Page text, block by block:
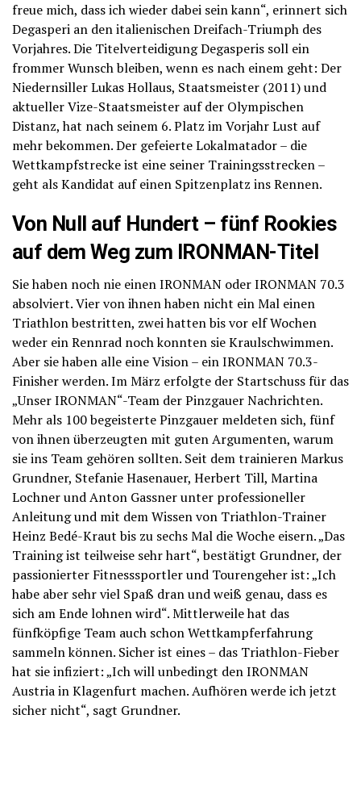
freue mich, dass ich wieder dabei sein kann“, erinnert sich
Degasperi an den italienischen Dreifach-Triumph des
Vorjahres. Die Titelverteidigung Degasperis soll ein
frommer Wunsch bleiben, wenn es nach einem geht: Der
Niedernsiller Lukas Hollaus, Staatsmeister (2011) und
aktueller Vize-Staatsmeister auf der Olympischen
Distanz, hat nach seinem 6. Platz im Vorjahr Lust auf
mehr bekommen. Der gefeierte Lokalmatador – die
Wettkampfstrecke ist eine seiner Trainingsstrecken –
geht als Kandidat auf einen Spitzenplatz ins Rennen.
Von Null auf Hundert – fünf Rookies
auf dem Weg zum IRONMAN-Titel
Sie haben noch nie einen IRONMAN oder IRONMAN 70.3
absolviert. Vier von ihnen haben nicht ein Mal einen
Triathlon bestritten, zwei hatten bis vor elf Wochen
weder ein Rennrad noch konnten sie Kraulschwimmen.
Aber sie haben alle eine Vision – ein IRONMAN 70.3-
Finisher werden. Im März erfolgte der Startschuss für das
„Unser IRONMAN“-Team der Pinzgauer Nachrichten.
Mehr als 100 begeisterte Pinzgauer meldeten sich, fünf
von ihnen überzeugten mit guten Argumenten, warum
sie ins Team gehören sollten. Seit dem trainieren Markus
Grundner, Stefanie Hasenauer, Herbert Till, Martina
Lochner und Anton Gassner unter professioneller
Anleitung und mit dem Wissen von Triathlon-Trainer
Heinz Bedé-Kraut bis zu sechs Mal die Woche eisern. „Das
Training ist teilweise sehr hart“, bestätigt Grundner, der
passionierter Fitnesssportler und Tourengeher ist: „Ich
habe aber sehr viel Spaß dran und weiß genau, dass es
sich am Ende lohnen wird“. Mittlerweile hat das
fünfköpfige Team auch schon Wettkampferfahrung
sammeln können. Sicher ist eines – das Triathlon-Fieber
hat sie infiziert: „Ich will unbedingt den IRONMAN
Austria in Klagenfurt machen. Aufhören werde ich jetzt
sicher nicht“, sagt Grundner.